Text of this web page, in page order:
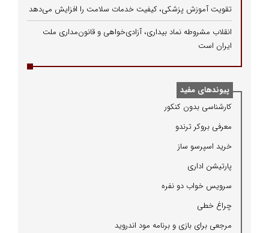
تقویت آموزش پزشکی، کیفیت خدمات سلامت را افزایش می‌دهد
انقلاب مشروطه نماد بیداری، آزادی‌خواهی و قانون‌مداری ملت
ایران است
پیوندهای مفید
كارشناسی بدون كنكور
معرفی بروكر ترندو
خرید اسپرسو ساز
پارتیشن اداری
سرویس خواب دو نفره
چراغ خطی
مرجعی برای بازی و برنامه مود اندروید